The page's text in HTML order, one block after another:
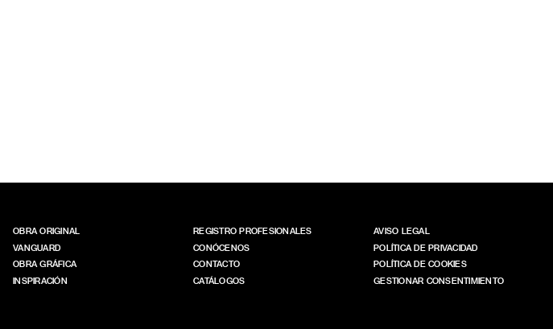
OBRA ORIGINAL
VANGUARD
OBRA GRÁFICA
INSPIRACIÓN
REGISTRO PROFESIONALES
CONÓCENOS
CONTACTO
CATÁLOGOS
AVISO LEGAL
POLÍTICA DE PRIVACIDAD
POLÍTICA DE COOKIES
GESTIONAR CONSENTIMIENTO